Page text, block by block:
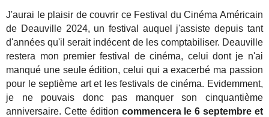
J'aurai le plaisir de couvrir ce Festival du Cinéma Américain
de Deauville 2024, un festival auquel j'assiste depuis tant
d'années qu'il serait indécent de les comptabiliser. Deauville
restera mon premier festival de cinéma, celui dont je n'ai
manqué une seule édition, celui qui a exacerbé ma passion
pour le septième art et les festivals de cinéma. Evidemment,
je ne pouvais donc pas manquer son cinquantième
anniversaire. Cette édition commencera le 6 septembre et